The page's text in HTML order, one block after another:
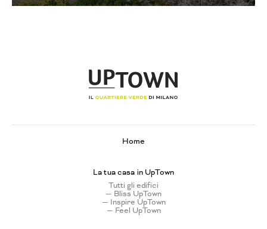
Home
La tua casa in UpTown
Tutti gli edifici
— Bliss UpTown
— Inspire UpTown
— Feel UpTown